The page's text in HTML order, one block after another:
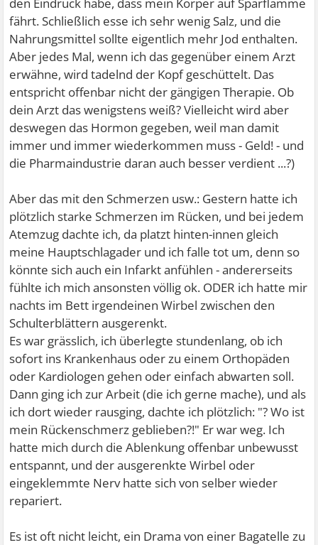
fährt. Schließlich esse ich sehr wenig Salz, und die
Nahrungsmittel sollte eigentlich mehr Jod enthalten.
Aber jedes Mal, wenn ich das gegenüber einem Arzt
erwähne, wird tadelnd der Kopf geschüttelt. Das
entspricht offenbar nicht der gängigen Therapie. Ob
dein Arzt das wenigstens weiß? Vielleicht wird aber
deswegen das Hormon gegeben, weil man damit
immer und immer wiederkommen muss - Geld! - und
die Pharmaindustrie daran auch besser verdient ...?)
Aber das mit den Schmerzen usw.: Gestern hatte ich
plötzlich starke Schmerzen im Rücken, und bei jedem
Atemzug dachte ich, da platzt hinten-innen gleich
meine Hauptschlagader und ich falle tot um, denn so
könnte sich auch ein Infarkt anfühlen - andererseits
fühlte ich mich ansonsten völlig ok. ODER ich hatte mir
nachts im Bett irgendeinen Wirbel zwischen den
Schulterblättern ausgerenkt.
Es war grässlich, ich überlegte stundenlang, ob ich
sofort ins Krankenhaus oder zu einem Orthopäden
oder Kardiologen gehen oder einfach abwarten soll.
Dann ging ich zur Arbeit (die ich gerne mache), und als
ich dort wieder rausging, dachte ich plötzlich: "? Wo ist
mein Rückenschmerz geblieben?!" Er war weg. Ich
hatte mich durch die Ablenkung offenbar unbewusst
entspannt, und der ausgerenkte Wirbel oder
eingeklemmte Nerv hatte sich von selber wieder
repariert.
Es ist oft nicht leicht, ein Drama von einer Bagatelle zu